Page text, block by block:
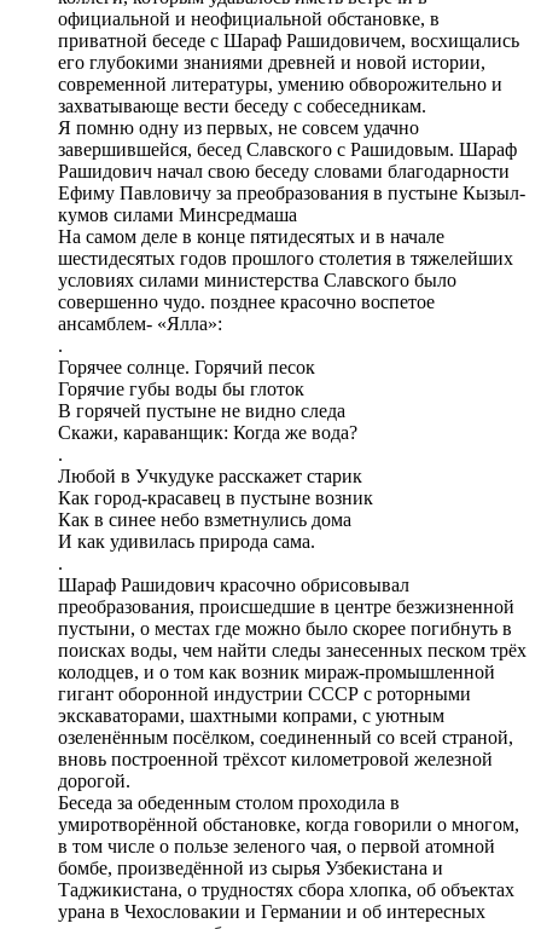
официальной и неофициальной обстановке, в
приватной беседе с Шараф Рашидовичем, восхищались
его глубокими знаниями древней и новой истории,
современной литературы, умению обворожительно и
захватывающе вести беседу с собеседникам.
Я помню одну из первых, не совсем удачно
завершившейся, бесед Славского с Рашидовым. Шараф
Рашидович начал свою беседу словами благодарности
Ефиму Павловичу за преобразования в пустыне Кызыл-
кумов силами Минсредмаша
На самом деле в конце пятидесятых и в начале
шестидесятых годов прошлого столетия в тяжелейших
условиях силами министерства Славского было
совершенно чудо. позднее красочно воспетое
ансамблем- «Ялла»:
.
Горячее солнце. Горячий песок
Горячие губы воды бы глоток
В горячей пустыне не видно следа
Скажи, караванщик: Когда же вода?
.
Любой в Учкудуке расскажет старик
Как город-красавец в пустыне возник
Как в синее небо взметнулись дома
И как удивилась природа сама.
.
Шараф Рашидович красочно обрисовывал
преобразования, происшедшие в центре безжизненной
пустыни, о местах где можно было скорее погибнуть в
поисках воды, чем найти следы занесенных песком трёх
колодцев, и о том как возник мираж-промышленной
гигант оборонной индустрии СССР с роторными
экскаваторами, шахтными копрами, с уютным
озеленённым посёлком, соединенный со всей страной,
вновь построенной трёхсот километровой железной
дорогой.
Беседа за обеденным столом проходила в
умиротворённой обстановке, когда говорили о многом,
в том числе о пользе зеленого чая, о первой атомной
бомбе, произведённой из сырья Узбекистана и
Таджикистана, о трудностях сбора хлопка, об объектах
урана в Чехословакии и Германии и об интересных